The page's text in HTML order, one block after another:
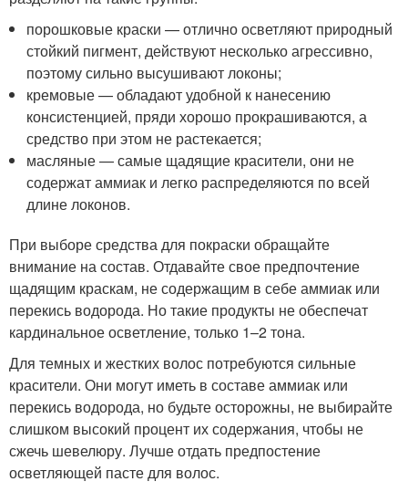
порошковые краски — отлично осветляют природный
стойкий пигмент, действуют несколько агрессивно,
поэтому сильно высушивают локоны;
кремовые — обладают удобной к нанесению
консистенцией, пряди хорошо прокрашиваются, а
средство при этом не растекается;
масляные — самые щадящие красители, они не
содержат аммиак и легко распределяются по всей
длине локонов.
При выборе средства для покраски обращайте
внимание на состав. Отдавайте свое предпочтение
щадящим краскам, не содержащим в себе аммиак или
перекись водорода. Но такие продукты не обеспечат
кардинальное осветление, только 1–2 тона.
Для темных и жестких волос потребуются сильные
красители. Они могут иметь в составе аммиак или
перекись водорода, но будьте осторожны, не выбирайте
слишком высокий процент их содержания, чтобы не
сжечь шевелюру. Лучше отдать предпостение
осветляющей пасте для волос.